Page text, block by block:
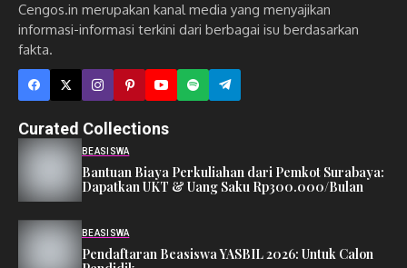
Cengos.in merupakan kanal media yang menyajikan
informasi-informasi terkini dari berbagai isu berdasarkan
fakta.
Curated Collections
BEASISWA
Bantuan Biaya Perkuliahan dari Pemkot Surabaya:
Dapatkan UKT & Uang Saku Rp300.000/Bulan
BEASISWA
Pendaftaran Beasiswa YASBIL 2026: Untuk Calon